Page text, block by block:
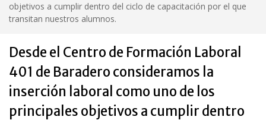
objetivos a cumplir dentro del ciclo de capacitación por el que
transitan nuestros alumnos.
Desde el Centro de Formación Laboral
401 de Baradero consideramos la
inserción laboral como uno de los
principales objetivos a cumplir dentro